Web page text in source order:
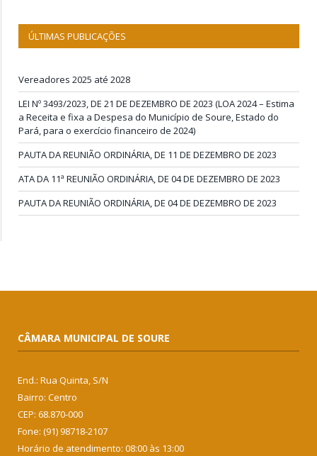
ÚLTIMAS PUBLICAÇÕES
Vereadores 2025 até 2028
LEI Nº 3493/2023, DE 21 DE DEZEMBRO DE 2023 (LOA 2024 – Estima
a Receita e fixa a Despesa do Município de Soure, Estado do
Pará, para o exercício financeiro de 2024)
PAUTA DA REUNIÃO ORDINÁRIA, DE 11 DE DEZEMBRO DE 2023
ATA DA 11ª REUNIÃO ORDINÁRIA, DE 04 DE DEZEMBRO DE 2023
PAUTA DA REUNIÃO ORDINÁRIA, DE 04 DE DEZEMBRO DE 2023
CÂMARA MUNICIPAL DE SOURE
End.: Rua Quinta, S/N
Bairro: Centro
CEP: 68.870-000
Fone: (91) 98718-2107
Horário de atendimento: 08:00 às 13:00